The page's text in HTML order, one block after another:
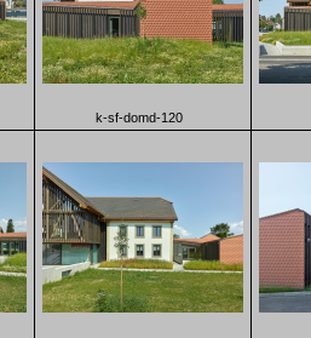
k-sf-domd-120